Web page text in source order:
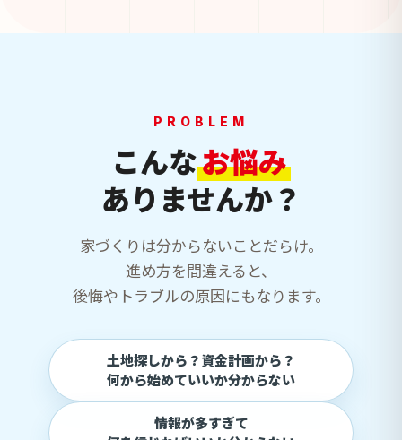
PROBLEM
こんなお悩み
ありませんか？
家づくりは分からないことだらけ。
進め方を間違えると、
後悔やトラブルの原因にもなります。
土地探しから？資金計画から？
何から始めていいか分からない
情報が多すぎて